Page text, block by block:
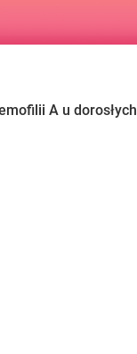
A u dorosłych